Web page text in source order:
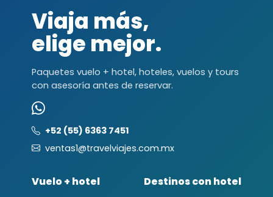
Viaja más,
elige mejor.
Paquetes vuelo + hotel, hoteles, vuelos y tours
con asesoría antes de reservar.
+52 (55) 6363 7451
ventas1@travelviajes.com.mx
Vuelo + hotel Destinos con hotel